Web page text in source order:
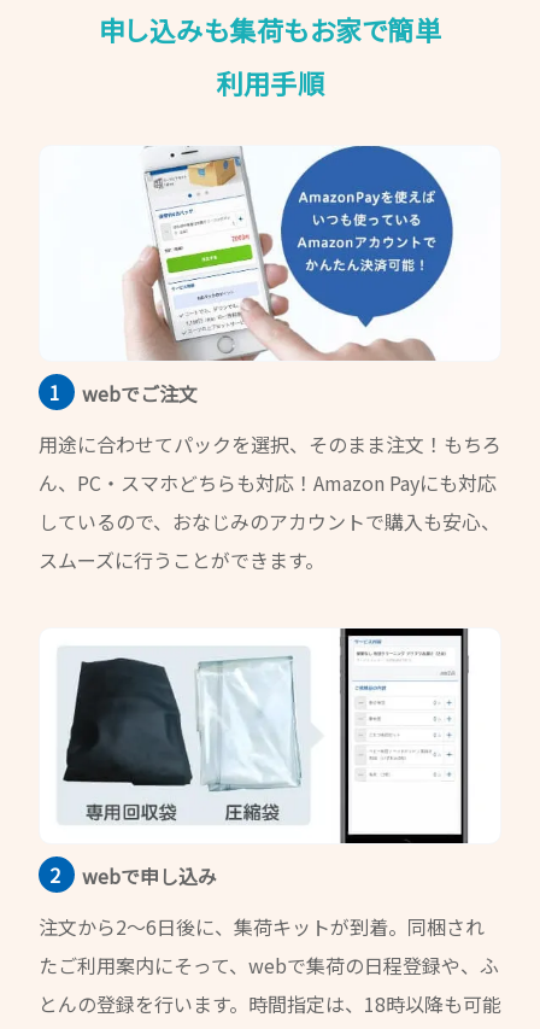
申し込みも集荷もお家で簡単
利用手順
webでご注文
用途に合わせてパックを選択、そのまま注文！もちろ
ん、PC・スマホどちらも対応！Amazon Payにも対応
しているので、おなじみのアカウントで購入も安心、
スムーズに行うことができます。
webで申し込み
注文から2〜6日後に、集荷キットが到着。 同梱され
たご利用案内にそって、webで集荷の日程登録や、ふ
とんの登録を行います。時間指定は、18時以降も可能